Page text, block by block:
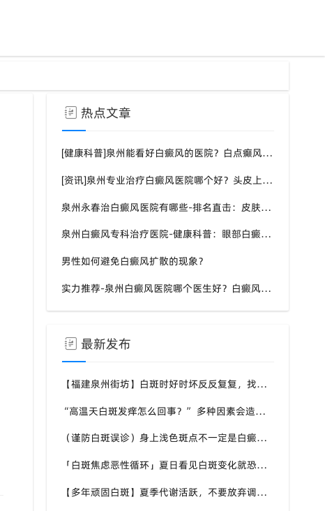
热点文章
[健康科普]泉州能看好白癜风的医院？白点癫风需要注意什么饮食？
[资讯]泉州专业治疗白癜风医院哪个好？头皮上有一块白色厚厚的头皮？
泉州永春治白癜风医院有哪些-排名直击：皮肤白斑是什么原因导致的？
泉州白癜风专科治疗医院-健康科普：眼部白癜风症状？
男性如何避免白癜风扩散的现象？
实力推荐-泉州白癜风医院哪个医生好？白癜风症状表现都有什么？
最新发布
【福建泉州街坊】白斑时好时坏反反复复，找不准诱因，泉州中科白癜风医院帮梳理夏季白斑波动各类诱因
“高温天白斑发痒怎么回事？” 多种因素会造成白斑处瘙痒，泉州中科白癜风医院讲解白斑发痒的处理方式
（谨防白斑误诊）身上浅色斑点不一定是白癜风，盲目用药危害皮肤，泉州中科白癜风医院建议先明确白斑类型
「白斑焦虑恶性循环」夏日看见白斑变化就恐慌，负面情绪反加重病情，泉州中科白癜风医院呼吁放平心态应对
【多年顽固白斑】夏季代谢活跃，不要放弃调理机会，泉州中科白癜风医院建议结合自身情况定制改善思路